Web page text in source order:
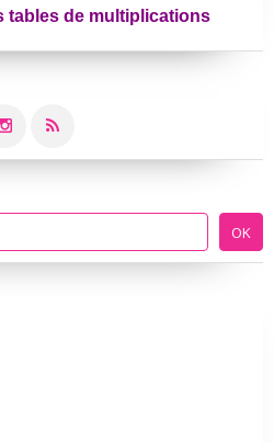
tables de multiplications